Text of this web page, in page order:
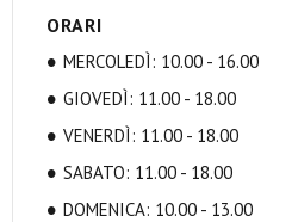
ORARI
MERCOLEDÌ: 10.00 - 16.00
GIOVEDÌ: 11.00 - 18.00
VENERDÌ: 11.00 - 18.00
SABATO: 11.00 - 18.00
DOMENICA: 10.00 - 13.00